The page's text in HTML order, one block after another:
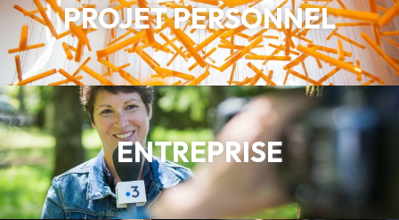
PROJET PERSONNEL
ENTREPRISE